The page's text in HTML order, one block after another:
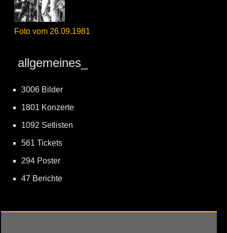
Foto vom 26.09.1981
allgemeines_
3006 Bilder
1801 Konzerte
1092 Setlisten
561 Tickets
294 Poster
47 Berichte